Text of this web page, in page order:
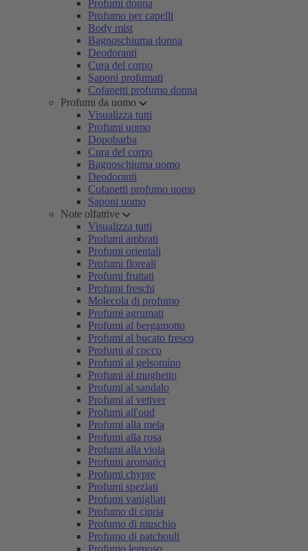
Profumi donna
Profumo per capelli
Body mist
Bagnoschiuma donna
Deodoranti
Cura del corpo
Saponi profumati
Cofanetti profumo donna
Profumi da uomo
Visualizza tutti
Profumi uomo
Dopobarba
Cura del corpo
Bagnoschiuma uomo
Deodoranti
Cofanetti profumo uomo
Saponi uomo
Note olfattive
Visualizza tutti
Profumi ambrati
Profumi orientali
Profumi floreali
Profumi fruttati
Profumi freschi
Molecola di profumo
Profumi agrumati
Profumi al bergamotto
Profumi al bucato fresco
Profumi al cocco
Profumi al gelsomino
Profumi al mughetto
Profumi al sandalo
Profumi al vetiver
Profumi all'oud
Profumi alla mela
Profumi alla rosa
Profumi alla viola
Profumi aromatici
Profumi chypre
Profumi speziati
Profumi vanigliati
Profumo di cipria
Profumo di muschio
Profumo di patchouli
Profumo legnoso